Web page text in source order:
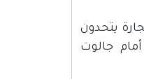
يتحدون
أمام جالوت